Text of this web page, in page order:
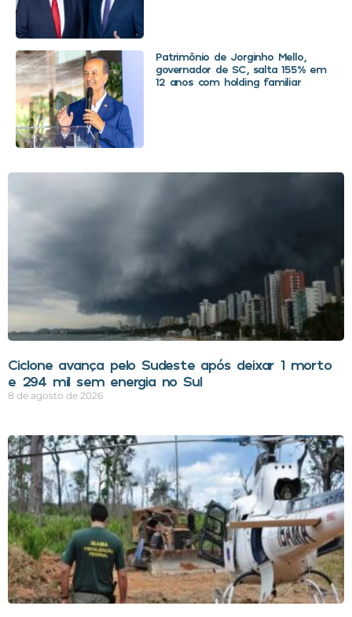
Patrimônio de Jorginho Mello,
governador de SC, salta 155% em
12 anos com holding familiar
Ciclone avança pelo Sudeste após deixar 1 morto
e 294 mil sem energia no Sul
8 de agosto de 2026